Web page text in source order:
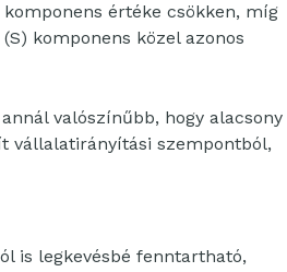
értéke csökken, míg
komponens közel azonos
valószínűbb, hogy alacsony
vállalatirányítási szempontból,
is legkevésbé fenntartható,